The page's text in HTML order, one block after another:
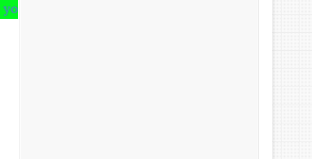
runs riot there,undigested all your life.We